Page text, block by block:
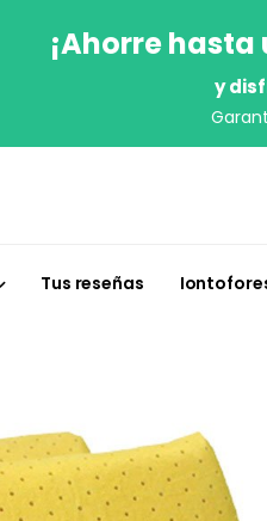
¡Ahorre
y
Tus reseñas